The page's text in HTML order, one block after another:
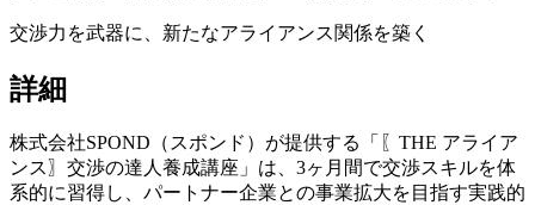
交渉力を武器に、新たなアライアンス関係を築く
詳細
株式会社SPOND（スポンド）が提供する「〖THE アライア
ンス〗交渉の達人養成講座」は、3ヶ月間で交渉スキルを体
系的に習得し、パートナー企業との事業拡大を目指す実践的